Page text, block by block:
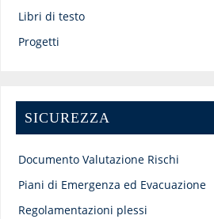
Libri di testo
Progetti
SICUREZZA
Documento Valutazione Rischi
Piani di Emergenza ed Evacuazione
Regolamentazioni plessi